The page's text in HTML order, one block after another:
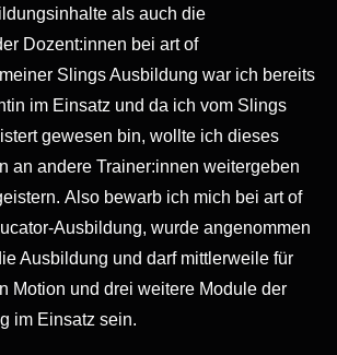
als auch die
Dozent:innen bei art of
Slings Ausbildung war ich bereits
im Einsatz und da ich vom Slings
gewesen bin, wollte ich dieses
an andere Trainer:innen weitergeben
Also bewarb ich mich bei art of
Ausbildung, wurde angenommen
Ausbildung und darf mittlerweile für
Motion und drei weitere Module der
im Einsatz sein.